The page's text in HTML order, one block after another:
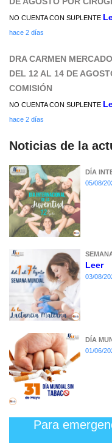
NO CUENTA CON SUPLENTE
hace 2 días
DRA CARMEN
DEL 12 AL 14 DE
COMISIÓN
NO CUENTA CON SUPLENTE
hace 2 días
Noticias de la
DÍA
05/08/
Leer
03/08/
DÍA
01/06/
Para